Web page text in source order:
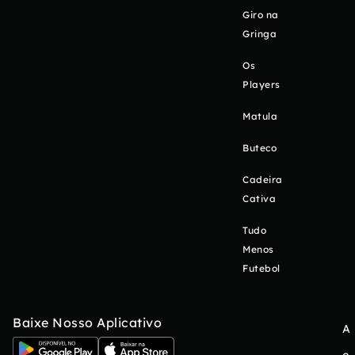
Giro na
Gringa
Os
Players
Matula
Buteco
Cadeira
Cativa
Tudo
Menos
Futebol
Baixe Nosso Aplicativo
A